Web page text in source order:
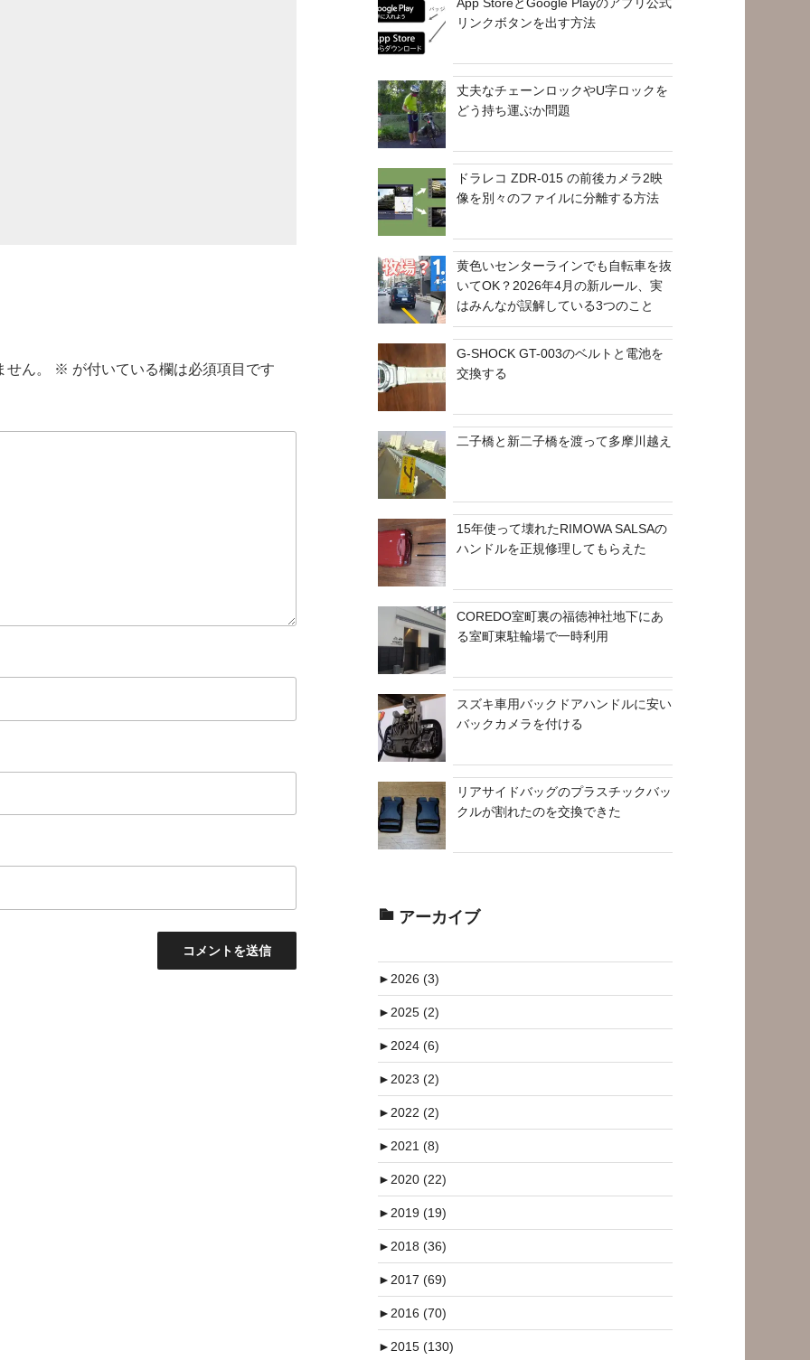
ん。 ※ が付いている欄は必須項目です
リンクボタンを出す方法
丈夫なチェーンロックやU字ロックを
どう持ち運ぶか問題
ドラレコ ZDR-015 の前後カメラ2映
像を別々のファイルに分離する方法
黄色いセンターラインでも自転車を抜
いてOK？2026年4月の新ルール、実
はみんなが誤解している3つのこと
G-SHOCK GT-003のベルトと電池を
交換する
二子橋と新二子橋を渡って多摩川越え
15年使って壊れたRIMOWA SALSAの
ハンドルを正規修理してもらえた
COREDO室町裏の福徳神社地下にあ
る室町東駐輪場で一時利用
スズキ車用バックドアハンドルに安い
バックカメラを付ける
リアサイドバッグのプラスチックバッ
クルが割れたのを交換できた
アーカイブ
►2026 (3)
►2025 (2)
►2024 (6)
►2023 (2)
►2022 (2)
►2021 (8)
►2020 (22)
►2019 (19)
►2018 (36)
►2017 (69)
►2016 (70)
►2015 (130)